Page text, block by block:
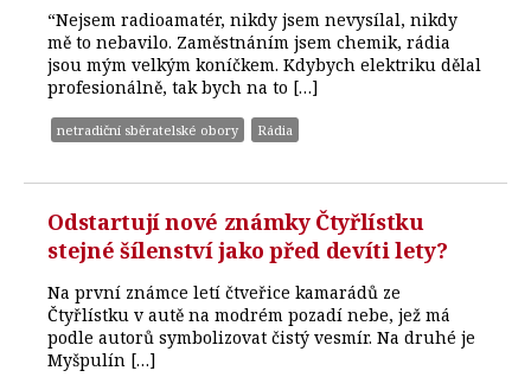
“Nejsem radioamatér, nikdy jsem nevysílal, nikdy
mě to nebavilo. Zaměstnáním jsem chemik, rádia
jsou mým velkým koníčkem. Kdybych elektriku dělal
profesionálně, tak bych na to […]
netradiční sběratelské obory Rádia
Odstartují nové známky Čtyřlístku
stejné šílenství jako před devíti lety?
Na první známce letí čtveřice kamarádů ze
Čtyřlístku v autě na modrém pozadí nebe, jež má
podle autorů symbolizovat čistý vesmír. Na druhé je
Myšpulín […]